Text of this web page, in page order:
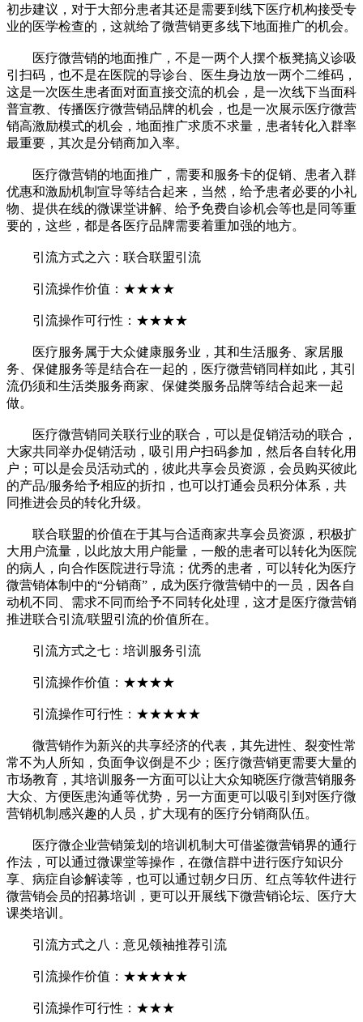
初步建议，对于大部分患者其还是需要到线下医疗机构接受专
业的医学检查的，这就给了微营销更多线下地面推广的机会。
医疗微营销的地面推广，不是一两个人摆个板凳搞义诊吸
引扫码，也不是在医院的导诊台、医生身边放一两个二维码，
这是一次医生患者面对面直接交流的机会，是一次线下当面科
普宣教、传播医疗微营销品牌的机会，也是一次展示医疗微营
销高激励模式的机会，地面推广求质不求量，患者转化入群率
最重要，其次是分销商加入率。
医疗微营销的地面推广，需要和服务卡的促销、患者入群
优惠和激励机制宣导等结合起来，当然，给予患者必要的小礼
物、提供在线的微课堂讲解、给予免费自诊机会等也是同等重
要的，这些，都是各医疗品牌需要着重加强的地方。
引流方式之六：联合联盟引流
引流操作价值：★★★★
引流操作可行性：★★★★
医疗服务属于大众健康服务业，其和生活服务、家居服
务、保健服务等是结合在一起的，医疗微营销同样如此，其引
流仍须和生活类服务商家、保健类服务品牌等结合起来一起
做。
医疗微营销同关联行业的联合，可以是促销活动的联合，
大家共同举办促销活动，吸引用户扫码参加，然后各自转化用
户；可以是会员活动式的，彼此共享会员资源，会员购买彼此
的产品/服务给予相应的折扣，也可以打通会员积分体系，共
同推进会员的转化升级。
联合联盟的价值在于其与合适商家共享会员资源，积极扩
大用户流量，以此放大用户能量，一般的患者可以转化为医院
的病人，向合作医院进行导流；优秀的患者，可以转化为医疗
微营销体制中的“分销商”，成为医疗微营销中的一员，因各自
动机不同、需求不同而给予不同转化处理，这才是医疗微营销
推进联合引流/联盟引流的价值所在。
引流方式之七：培训服务引流
引流操作价值：★★★★
引流操作可行性：★★★★★
微营销作为新兴的共享经济的代表，其先进性、裂变性常
常不为人所知，负面争议倒是不少；医疗微营销更需要大量的
市场教育，其培训服务一方面可以让大众知晓医疗微营销服务
大众、方便医患沟通等优势，另一方面更可以吸引到对医疗微
营销机制感兴趣的人员，扩大现有的医疗分销商队伍。
医疗微企业营销策划的培训机制大可借鉴微营销界的通行
作法，可以通过微课堂等操作，在微信群中进行医疗知识分
享、病症自诊解读等，也可以通过朝夕日历、红点等软件进行
微营销会员的招募培训，更可以开展线下微营销论坛、医疗大
课类培训。
引流方式之八：意见领袖推荐引流
引流操作价值：★★★★★
引流操作可行性：★★★